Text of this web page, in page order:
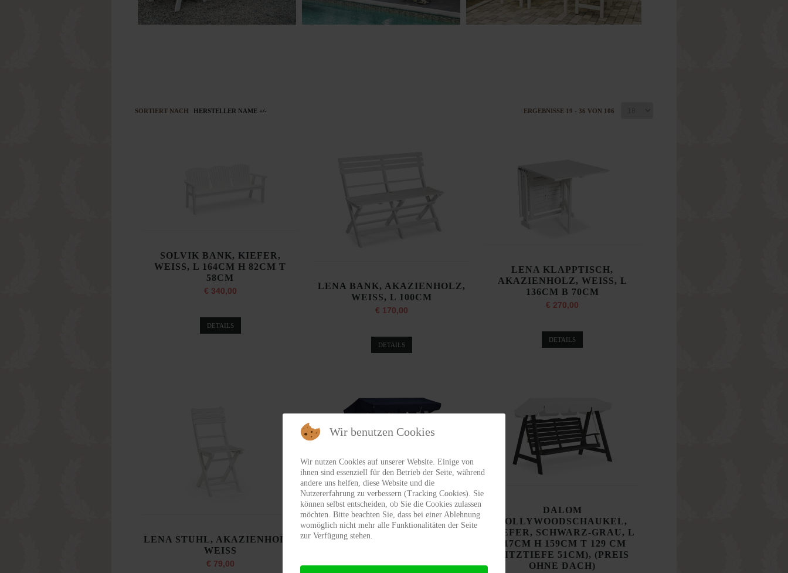
SORTIERT NACH HERSTELLER NAME +/- ERGEBNISSE 19 - 36 VON 106
SOLVIK BANK, KIEFER,
WEISS, L 164CM H 82CM T
58CM
€ 340,00
DETAILS
LENA BANK, AKAZIENHOLZ,
WEISS, L 100CM
€ 170,00
DETAILS
LENA KLAPPTISCH,
AKAZIENHOLZ, WEISS, L
136CM B 70CM
€ 270,00
DETAILS
LENA STUHL, AKAZIENHOLZ,
WEISS
€ 79,00
DALOM
HOLLYWOODSCHAUKEL,
KIEFER, WEISS, L 217CM H
159CM T 129 CM (SITZTIEFE
€ 636,00
DALOM
HOLLYWOODSCHAUKEL,
KIEFER, SCHWARZ-GRAU, L
217CM H 159CM T 129 CM
(SITZTIEFE 51CM), (PREIS
OHNE DACH)
Wir benutzen Cookies
Wir nutzen Cookies auf unserer Website. Einige von
ihnen sind essenziell für den Betrieb der Seite, während
andere uns helfen, diese Website und die
Nutzererfahrung zu verbessern (Tracking Cookies). Sie
können selbst entscheiden, ob Sie die Cookies zulassen
möchten. Bitte beachten Sie, dass bei einer Ablehnung
womöglich nicht mehr alle Funktionalitäten der Seite
zur Verfügung stehen.